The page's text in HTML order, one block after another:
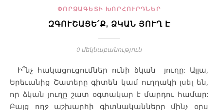
ՓՈՐՁԱԳԵՏԻ ԽՈՐՀՈՒՐԴՆԵՐ
ԶԳՈՒՇԱՑԵ՛Ք, ՁԿԱՆ ՅՈՒՂ Է
0 մեկնաբանություն
—Ի՞նչ հակացուցումներ ունի ձկան յուղը: Ալլա,
Երեւանից Շատերը գիտեն կամ ուղղակի լսել են,
որ ձկան յուղը շատ օգտակար է մարդու համար:
Բայց ողջ աշխարհի գիտնականները մինչ օրս